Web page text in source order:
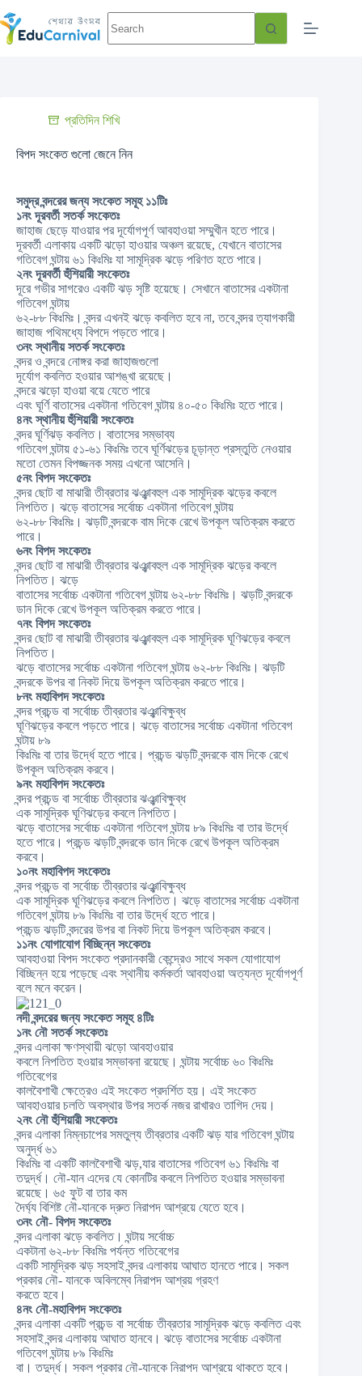
প্রতিদিন শিখি
বিপদ সংকেত গুলো জেনে নিন
সমুদ্র বন্দরের জন্য সংকেত সমূহ ১১টিঃ
‪১নং‬ দূরবর্তী সতর্ক সংকেতঃ
জাহাজ ছেড়ে যাওয়ার পর দূর্যোগপূর্ণ আবহাওয়া সম্মুখীন হতে পারে।
দূরবর্তী এলাকায় একটি ঝড়ো হাওয়ার অঞ্চল রয়েছে, যেখানে বাতাসের
গতিবেগ ঘন্টায় ৬১ কিঃমিঃ যা সামূদ্রিক ঝড়ে পরিণত হতে পারে।
‪‎২নং‬ দূরবর্তী হুঁশিয়ারী সংকেতঃ
দূরে গভীর সাগরেও একটি ঝড় সৃষ্টি হয়েছে। সেখানে বাতাসের একটানা
গতিবেগ ঘন্টায়
৬২-৮৮ কিঃমিঃ। বন্দর এখনই ঝড়ে কবলিত হবে না, তবে বন্দর ত্যাগকারী
জাহাজ পথিমধ্যে বিপদে পড়তে পারে।
‪৩নং‬ স্থানীয় সতর্ক সংকেতঃ
বন্দর ও বন্দরে নোঙ্গর করা জাহাজগুলো
দূর্যোগ কবলিত হওয়ার আশঙ্খা রয়েছে।
বন্দরে ঝড়ো হাওয়া বয়ে যেতে পারে
এবং ঘূর্ণি বাতাসের একটানা গতিবেগ ঘন্টায় ৪০-৫০ কিঃমিঃ হতে পারে।
‪‎৪নং‬ স্থানীয় হুঁশিয়ারী সংকেতঃ
বন্দর ঘূর্ণিঝড় কবলিত। বাতাসের সম্ভাব্য
গতিবেগ ঘন্টায় ৫১-৬১ কিঃমিঃ তবে ঘূর্ণিঝড়ের চূড়ান্ত প্রস্তুতি নেওয়ার
মতো তেমন বিপজ্জনক সময় এখনো আসেনি।
৫নং বিপদ সংকেতঃ
বন্দর ছোট বা মাঝারী তীব্রতার ঝঞ্ঝাবহুল এক সামূদ্রিক ঝড়ের কবলে
নিপতিত। ঝড়ে বাতাসের সর্বোচ্চ একটানা গতিবেগ ঘন্টায়
৬২-৮৮ কিঃমিঃ। ঝড়টি বন্দরকে বাম দিকে রেখে উপকূল অতিক্রম করতে
পারে।
‪৬নং‬ বিপদ সংকেতঃ
বন্দর ছোট বা মাঝারী তীব্রতার ঝঞ্ঝাবহুল এক সামূদ্রিক ঝড়ের কবলে
নিপতিত। ঝড়ে
বাতাসের সর্বোচ্চ একটানা গতিবেগ ঘন্টায় ৬২-৮৮ কিঃমিঃ। ঝড়টি বন্দরকে
ডান দিকে রেখে উপকূল অতিক্রম করতে পারে।
‪‎৭নং‬ বিপদ সংকেতঃ
বন্দর ছোট বা মাঝারী তীব্রতার ঝঞ্ঝাবহুল এক সামূদ্রিক ঘূণিঝড়ের কবলে
নিপতিত।
ঝড়ে বাতাসের সর্বোচ্চ একটানা গতিবেগ ঘন্টায় ৬২-৮৮ কিঃমিঃ। ঝড়টি
বন্দরকে উপর বা নিকট দিয়ে উপকূল অতিক্রম করতে পারে।
‪৮নং‬ মহাবিপদ সংকেতঃ
বন্দর প্রচন্ড বা সর্বোচ্চ তীব্রতার ঝঞ্ঝাবিক্ষুব্ধ
ঘূণিঝড়ের কবলে পড়তে পারে। ঝড়ে বাতাসের সর্বোচ্চ একটানা গতিবেগ
ঘন্টায় ৮৯
কিঃমিঃ বা তার উর্দ্ধে হতে পারে। প্রচন্ড ঝড়টি বন্দরকে বাম দিকে রেখে
উপকূল অতিক্রম করবে।
‪৯নং‬ মহাবিপদ সংকেতঃ
বন্দর প্রচন্ড বা সর্বোচ্চ তীব্রতার ঝঞ্ঝাবিক্ষুব্ধ
এক সামূদ্রিক ঘূণিঝড়ের কবলে নিপতিত।
ঝড়ে বাতাসের সর্বোচ্চ একটানা গতিবেগ ঘন্টায় ৮৯ কিঃমিঃ বা তার উর্দ্ধে
হতে পারে। প্রচন্ড ঝড়টি বন্দরকে ডান দিকে রেখে উপকূল অতিক্রম
করবে।
‪‎১০নং‬ মহাবিপদ সংকেতঃ
বন্দর প্রচন্ড বা সর্বোচ্চ তীব্রতার ঝঞ্ঝাবিক্ষুব্ধ
এক সামূদ্রিক ঘূণিঝড়ের কবলে নিপতিত। ঝড়ে বাতাসের সর্বোচ্চ একটানা
গতিবেগ ঘন্টায় ৮৯ কিঃমিঃ বা তার উর্দ্ধে হতে পারে।
প্রচন্ড ঝড়টি বন্দরের উপর বা নিকট দিয়ে উপকূল অতিক্রম করবে।
‪‎১১নং‬ যোগাযোগ বিচ্ছিন্ন সংকেতঃ
আবহাওয়া বিপদ সংকেত প্রদানকারী কেন্দ্রেও সাথে সকল যোগাযোগ
বিচ্ছিন্ন হয়ে পড়েছে এবং স্থানীয় কর্মকর্তা আবহাওয়া অত্যন্ত দূর্যোগপূর্ণ
বলে মনে করেন।
নদী বন্দরের জন্য সংকেত সমূহ ৪টিঃ
১নং নৌ সতর্ক সংকেতঃ
বন্দর এলাকা ক্ষণস্থায়ী ঝড়ো আবহাওয়ার
কবলে নিপতিত হওয়ার সম্ভাবনা রয়েছে। ঘন্টায় সর্বোচ্চ ৬০ কিঃমিঃ
গতিবেগের
কালবৈশাখী ক্ষেত্রেও এই সংকেত প্রদর্শিত হয়। এই সংকেত
আবহাওয়ার চলতি অবস্থার উপর সতর্ক নজর রাখারও তাগিদ দেয়।
২নং নৌ হুঁশিয়ারী সংকেতঃ
বন্দর এলাকা নিম্নচাপের সমতুল্য তীব্রতার একটি ঝড় যার গতিবেগ ঘন্টায়
অনুর্দ্ধ ৬১
কিঃমিঃ বা একটি কালবৈশাখী ঝড়,যার বাতাসের গতিবেগ ৬১ কিঃমিঃ বা
তদুর্দ্ধ। নৌ-যান এদের যে কোনটির কবলে নিপতিত হওয়ার সম্ভাবনা
রয়েছে। ৬৫ ফুট বা তার কম
দৈর্ঘ্য বিশিষ্ট নৌ-যানকে দ্রুত নিরাপদ আশ্রয়ে যেতে হবে।
৩নং নৌ- বিপদ সংকেতঃ
বন্দর এলাকা ঝড়ে কবলিত। ঘন্টায় সর্বোচ্চ
একটানা ৬২-৮৮ কিঃমিঃ পর্যন্ত গতিবেগের
একটি সামূদ্রিক ঝড় সহসাই বন্দর এলাকায় আঘাত হানতে পারে। সকল
প্রকার নৌ- যানকে অবিলম্বে নিরাপদ আশ্রয় গ্রহণ
করতে হবে।
৪নং নৌ-মহাবিপদ সংকেতঃ
বন্দর এলাকা একটি প্রচন্ড বা সর্বোচ্চ তীব্রতার সামূদ্রিক ঝড়ে কবলিত এবং
সহসাই বন্দর এলাকায় আঘাত হানবে। ঝড়ে বাতাসের সর্বোচ্চ একটানা
গতিবেগ ঘন্টায় ৮৯ কিঃমিঃ
বা। তদুর্দ্ধ। সকল প্রকার নৌ-যানকে নিরাপদ আশ্রয়ে থাকতে হবে।